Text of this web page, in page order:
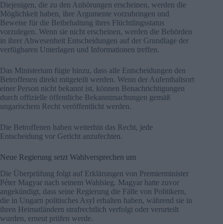
Diejenigen, die zu den Anhörungen erscheinen, werden die
Möglichkeit haben, ihre Argumente vorzubringen und
Beweise für die Beibehaltung ihres Flüchtlingsstatus
vorzulegen. Wenn sie nicht erscheinen, werden die Behörden
in ihrer Abwesenheit Entscheidungen auf der Grundlage der
verfügbaren Unterlagen und Informationen treffen.
Das Ministerium fügte hinzu, dass alle Entscheidungen den
Betroffenen direkt mitgeteilt werden. Wenn der Aufenthaltsort
einer Person nicht bekannt ist, können Benachrichtigungen
durch offizielle öffentliche Bekanntmachungen gemäß
ungarischem Recht veröffentlicht werden.
Die Betroffenen haben weiterhin das Recht, jede
Entscheidung vor Gericht anzufechten.
Neue Regierung setzt Wahlversprechen um
Die Überprüfung folgt auf Erklärungen von Premierminister
Péter Magyar nach seinem Wahlsieg. Magyar hatte zuvor
angekündigt, dass seine Regierung die Fälle von Politikern,
die in Ungarn politisches Asyl erhalten haben, während sie in
ihren Heimatländern strafrechtlich verfolgt oder verurteilt
wurden, erneut prüfen werde.